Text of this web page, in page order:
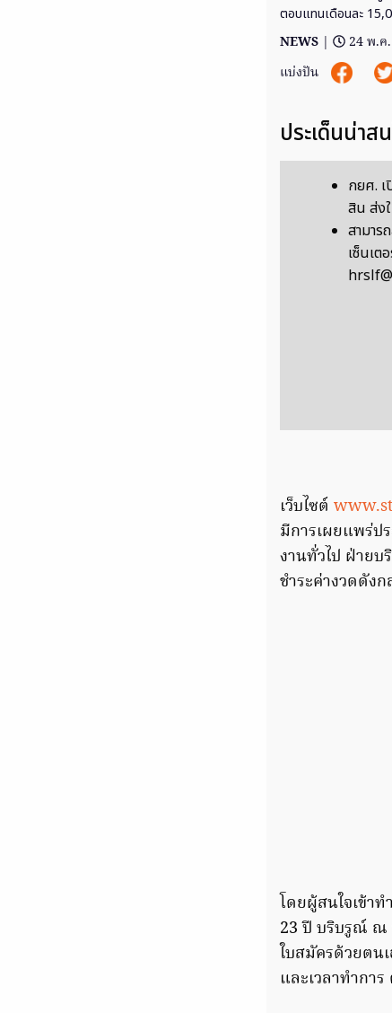
ตอบแทนเดือนละ
NEWS |
24 พ.ค
แบ่งปัน
ประเด็นน่าส
กยศ. เ
สิน ส่ง
สามาร
เซ็นเต
เว็บไซต์
มีการเผยแพร่ป
งานทั่วไป ฝ่าย
ชำระค่างวดดัง
โดยผู้สนใจเข้า
23 ปี บริบรูณ์ ณ
ใบสมัครด้วยตน
และเวลาทำกา